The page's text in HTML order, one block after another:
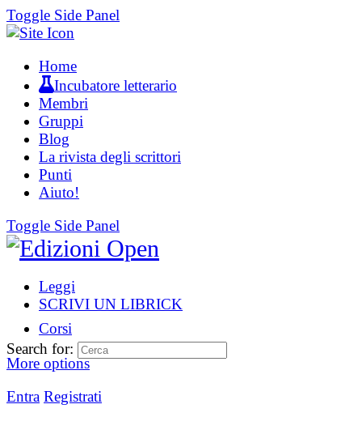
Toggle Side Panel
Home
Incubatore letterario
Membri
Gruppi
Blog
La rivista degli scrittori
Punti
Aiuto!
Toggle Side Panel
Leggi
SCRIVI UN LIBRICK
Corsi
More options
Entra Registrati
Search for: